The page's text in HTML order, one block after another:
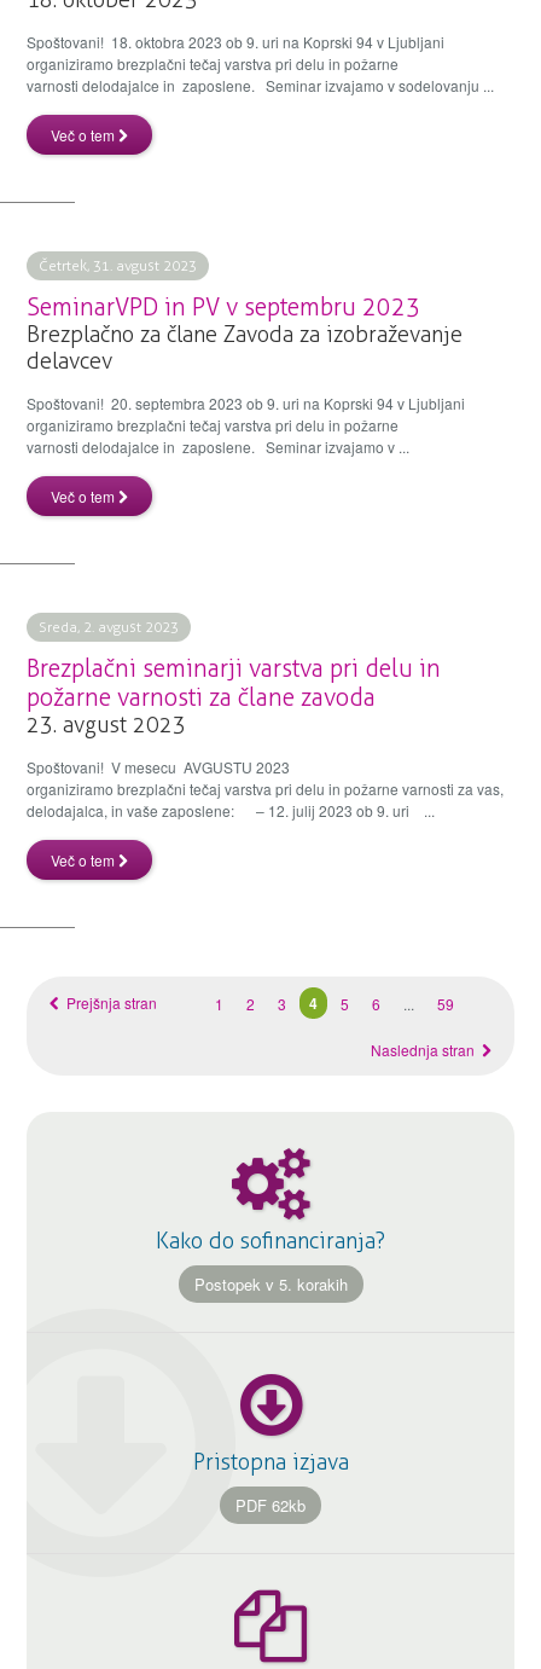
Spoštovani! 18. oktobra 2023 ob 9. uri na Koprski 94 v Ljubljani
organiziramo brezplačni tečaj varstva pri delu in požarne
varnosti delodajalce in zaposlene. Seminar izvajamo v sodelovanju ...
Več o tem
Četrtek, 31. avgust 2023
SeminarVPD in PV v septembru 2023
Brezplačno za člane Zavoda za izobraževanje
delavcev
Spoštovani! 20. septembra 2023 ob 9. uri na Koprski 94 v Ljubljani
organiziramo brezplačni tečaj varstva pri delu in požarne
varnosti delodajalce in zaposlene. Seminar izvajamo v ...
Več o tem
Sreda, 2. avgust 2023
Brezplačni seminarji varstva pri delu in
požarne varnosti za člane zavoda
23. avgust 2023
Spoštovani! V mesecu AVGUSTU 2023
organiziramo brezplačni tečaj varstva pri delu in požarne varnosti za vas,
delodajalca, in vaše zaposlene: – 12. julij 2023 ob 9. uri ...
Več o tem
Prejšnja stran 1 2 3 4 5 6 ... 59
Naslednja stran
Kako do sofinanciranja?
Postopek v 5. korakih
Pristopna izjava
PDF 62kb